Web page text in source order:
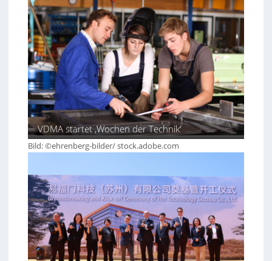
VDMA startet ‚Wochen der Technik‘
Bild: ©ehrenberg-bilder/ stock.adobe.com